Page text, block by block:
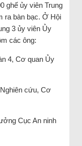
ghế ủy viên Trung
ra bàn bạc. Ở Hội
3 ủy viên Ủy
các ông:
4, Cơ quan Ủy
cứu, Cơ
Cục An ninh